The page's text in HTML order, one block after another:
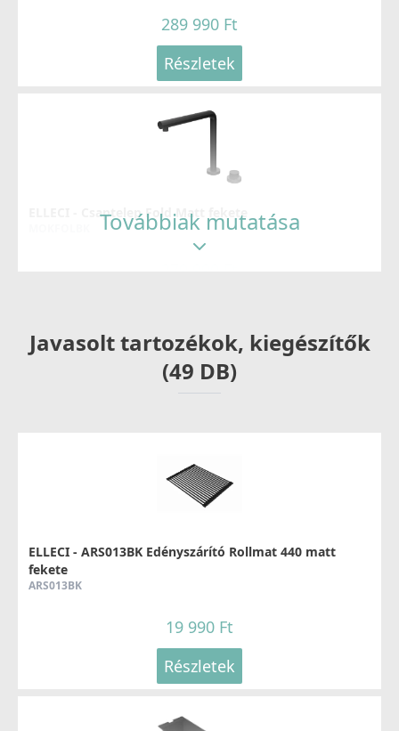
289 990 Ft
Részletek
ELLECI - Csaptelep Fold Matt fekete
77 990 Ft
Részletek
Továbbiak mutatása
Javasolt tartozékok, kiegészítők
(49 DB)
ELLECI - ARS013BK Edényszárító Rollmat 440 matt
fekete
ARS013BK
19 990 Ft
Részletek